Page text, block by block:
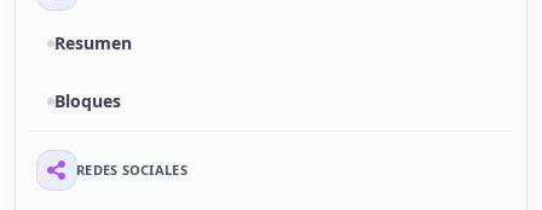
Resumen
Bloques
REDES SOCIALES